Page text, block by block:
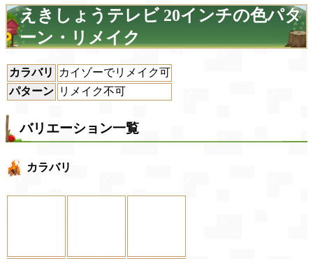
えきしょうテレビ 20インチの色パタ
ーン・リメイク
カラバリ
カイゾーでリメイク可
パターン リメイク不可
バリエーション一覧
カラバリ